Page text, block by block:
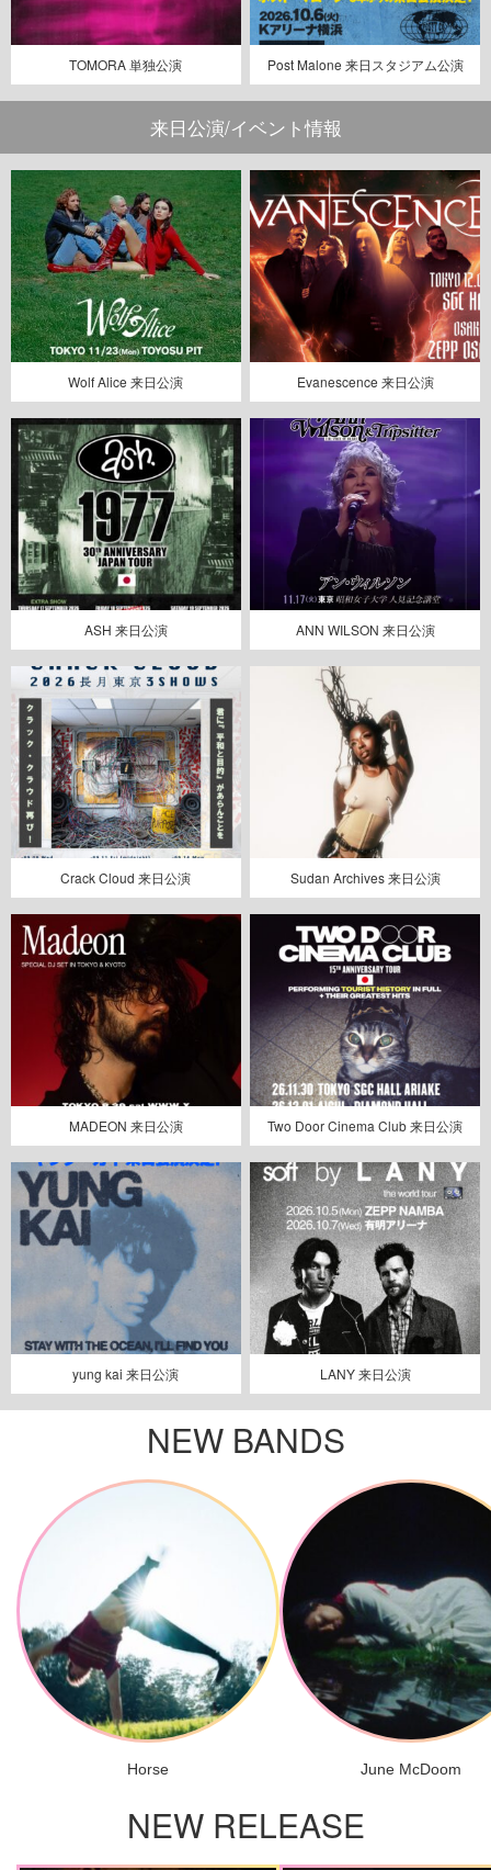
TOMORA 単独公演 Post Malone 来日スタジアム公演
来日公演/イベント情報
Wolf Alice 来日公演 Evanescence 来日公演
ASH 来日公演 ANN WILSON 来日公演
Crack Cloud 来日公演 Sudan Archives 来日公演
MADEON 来日公演 Two Door Cinema Club 来日公演
yung kai 来日公演 LANY 来日公演
NEW BANDS
Horse June McDoom
NEW RELEASE